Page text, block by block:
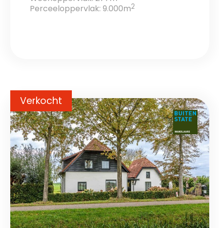
Perceeloppervlak: 9.000m2
Verkocht